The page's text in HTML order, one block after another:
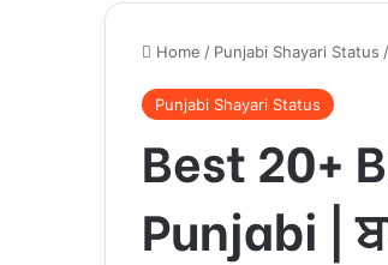
Home / Punjabi Shayari Status /
Punjabi Shayari Status
Best 20+
Punjabi |